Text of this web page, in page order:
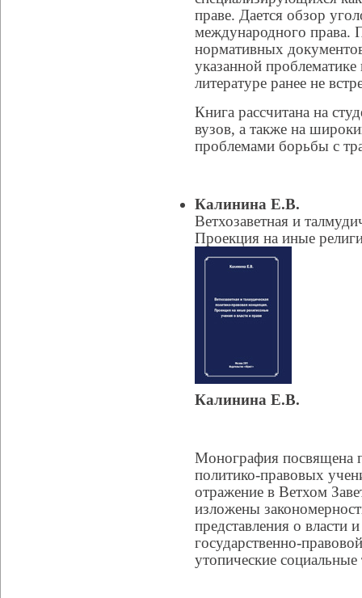
праве. Дается обзор
международного права.
нормативных
указанной
литературе ранее не
Книга рассчитана на
вузов, а также на
проблемами борьбы с
Калинина Е.В.
Ветхозаветная и
Проекция на иные
Калинина Е.В.
Монография посвящена
политико-правовых
отражение в Ветхом
изложены
представления о власти
государственно-
утопические